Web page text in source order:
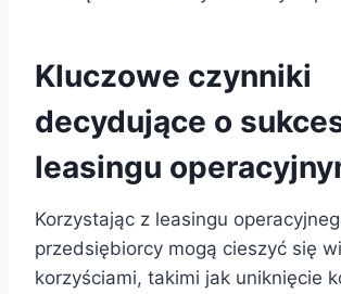
Kluczowe czynniki
decydujące o
leasingu
Korzystając z leasingu
przedsiębiorcy mogą cieszyć się
korzyściami, takimi jak uniknięcie